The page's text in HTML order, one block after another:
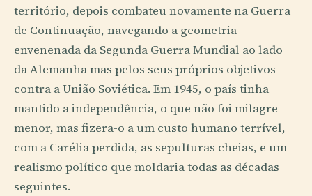
território, depois combateu novamente na Guerra
de Continuação, navegando a geometria
envenenada da Segunda Guerra Mundial ao lado
da Alemanha mas pelos seus próprios objetivos
contra a União Soviética. Em 1945, o país tinha
mantido a independência, o que não foi milagre
menor, mas fizera-o a um custo humano terrível,
com a Carélia perdida, as sepulturas cheias, e um
realismo político que moldaria todas as décadas
seguintes.